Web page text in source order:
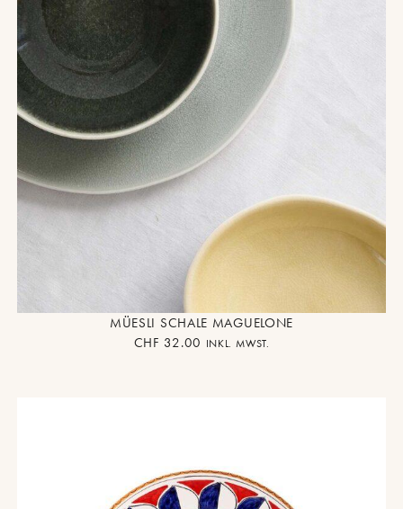
MÜESLI SCHALE MAGUELONE
CHF 32.00 INKL. MWST.